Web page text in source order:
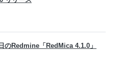
のRedmine「RedMica 4.1.0」